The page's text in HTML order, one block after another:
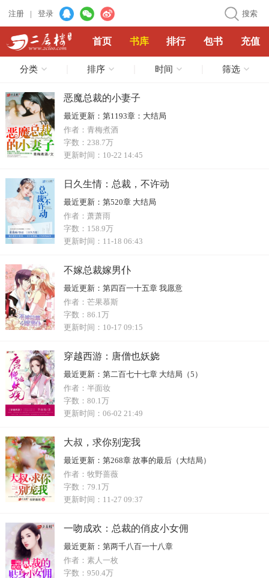
注册 | 登录 搜索
首页 书库 排行 包书 充值
分类 排序 时间 筛选
恶魔总裁的小妻子
最近更新： 第1193章：大结局
作者： 青梅煮酒
字数： 238.7万
更新时间： 10-22 14:45
日久生情：总裁，不许动
最近更新：
第520章 大结局
作者： 萧萧雨
字数： 158.9万
更新时间： 11-18 06:43
不嫁总裁嫁男仆
最近更新： 第四百一十五章 我愿意
作者： 芒果慕斯
字数： 86.1万
更新时间： 10-17 09:15
穿越西游：唐僧也妖娆
最近更新： 第二百七十七章 大结局（5）
作者： 半面妆
字数： 80.1万
更新时间： 06-02 21:49
大叔，求你别宠我
最近更新： 第268章 故事的最后（大结局）
作者： 牧野蔷薇
字数： 79.1万
更新时间： 11-27 09:37
一吻成欢：总裁的俏皮小女佣
最近更新： 第两千八百一十八章
作者： 素人一枚
字数： 950.4万